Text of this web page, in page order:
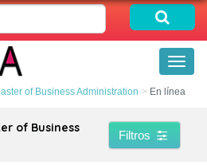
of Business Administration En línea
of Business
Filtros